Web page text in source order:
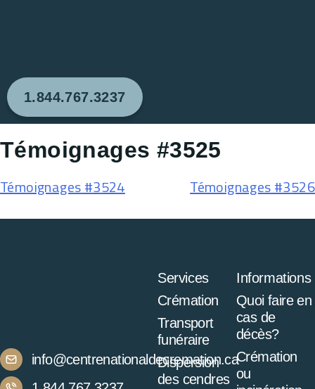
1.844.767.3237
Témoignages #3525
Témoignages #3524 Témoignages #3526
info@centrenationaldecremation.ca
Services
Crémation
Transport
funéraire
Dispersion
des cendres
Informations
Quoi faire en
cas de
décès?
Crémation
ou